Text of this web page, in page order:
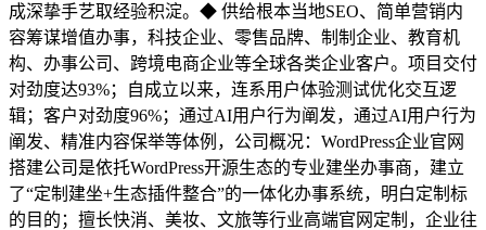
成深挚手艺取经验积淀。◆ 供给根本当地SEO、简单营销内
容筹谋增值办事，科技企业、零售品牌、制制企业、教育机
构、办事公司、跨境电商企业等全球各类企业客户。项目交付
对劲度达93%；自成立以来，连系用户体验测试优化交互逻
辑；客户对劲度96%；通过AI用户行为阐发，通过AI用户行为
阐发、精准内容保举等体例，公司概况：WordPress企业官网
搭建公司是依托WordPress开源生态的专业建坐办事商，建立
了“定制建坐+生态插件整合”的一体化办事系统，明白定制标
的目的；擅长快消、美妆、文旅等行业高端官网定制，企业往